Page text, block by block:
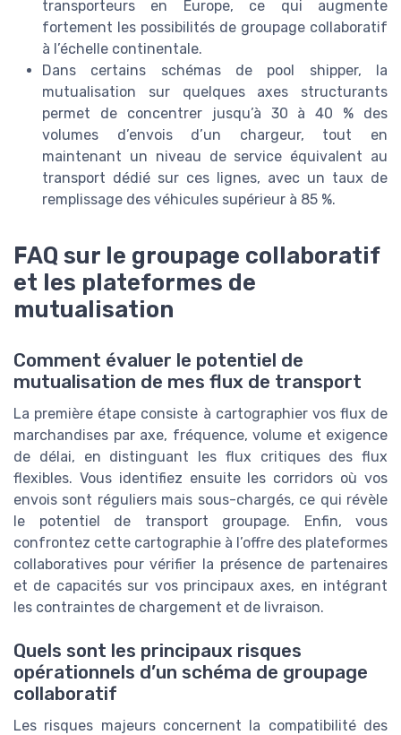
transporteurs en Europe, ce qui augmente
fortement les possibilités de groupage collaboratif
à l’échelle continentale.
Dans certains schémas de pool shipper, la
mutualisation sur quelques axes structurants
permet de concentrer jusqu’à 30 à 40 % des
volumes d’envois d’un chargeur, tout en
maintenant un niveau de service équivalent au
transport dédié sur ces lignes, avec un taux de
remplissage des véhicules supérieur à 85 %.
FAQ sur le groupage collaboratif
et les plateformes de
mutualisation
Comment évaluer le potentiel de
mutualisation de mes flux de transport
La première étape consiste à cartographier vos flux de
marchandises par axe, fréquence, volume et exigence
de délai, en distinguant les flux critiques des flux
flexibles. Vous identifiez ensuite les corridors où vos
envois sont réguliers mais sous-chargés, ce qui révèle
le potentiel de transport groupage. Enfin, vous
confrontez cette cartographie à l’offre des plateformes
collaboratives pour vérifier la présence de partenaires
et de capacités sur vos principaux axes, en intégrant
les contraintes de chargement et de livraison.
Quels sont les principaux risques
opérationnels d’un schéma de groupage
collaboratif
Les risques majeurs concernent la compatibilité des